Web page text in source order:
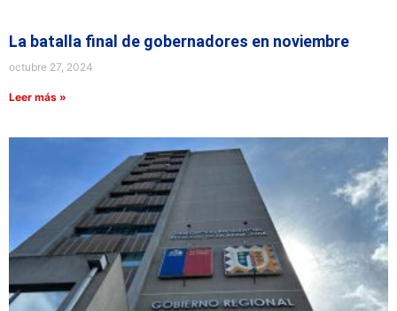
La batalla final de gobernadores en noviembre
octubre 27, 2024
Leer más »